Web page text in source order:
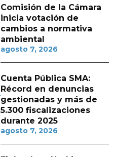
Comisión de la Cámara
inicia votación de
cambios a normativa
ambiental
agosto 7, 2026
Cuenta Pública SMA:
Récord en denuncias
gestionadas y más de
5.300 fiscalizaciones
durante 2025
agosto 7, 2026